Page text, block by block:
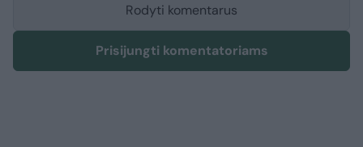
Rodyti komentarus
Prisijungti komentatoriams